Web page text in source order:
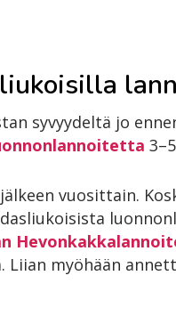
syvyydeltä jo
vuosittain.
Liian myöhään